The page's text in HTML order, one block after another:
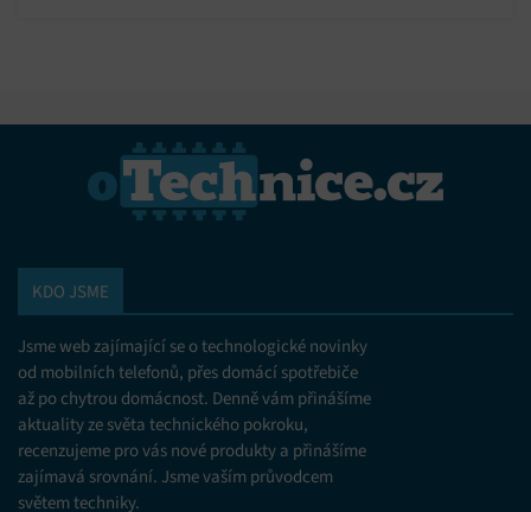
KDO JSME
Jsme web zajímající se o technologické novinky
od mobilních telefonů, přes domácí spotřebiče
až po chytrou domácnost. Denně vám přinášíme
aktuality ze světa technického pokroku,
recenzujeme pro vás nové produkty a přinášíme
zajímavá srovnání. Jsme vaším průvodcem
světem techniky.